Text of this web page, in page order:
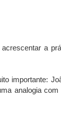
a
importante:
analogia